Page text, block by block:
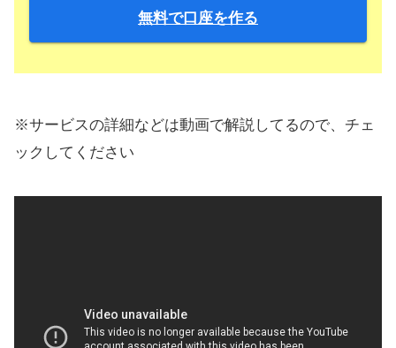
無料で口座を作る
※サービスの詳細などは動画で解説してるので、チェ
ックしてください